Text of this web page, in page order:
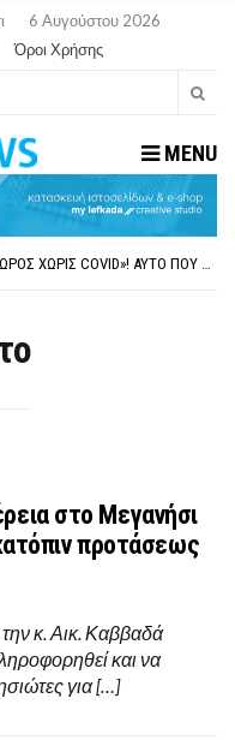
6 Αυγούστου 2026
Όροι Χρήσης
MENU
FAKE NEWS ΓΙΑ ΤΟ ΛΙΓΝΙΤΙΚΌ ΣΤΑΘΜΌ ΠΤΟΛΕΜΑΪ́ΔΑ 5 ΚΑΙ ΤΗΝ ΕΝΕΡΓΕΙΑΚΉ ΑΣΦΆΛΕΙΑ ΤΗΣ ΧΏΡΑΣ
στο Μεγανήσι
προτάσεως
κ. Αικ. Καββαδά
και να
για […]